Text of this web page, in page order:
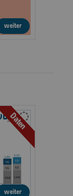
weiter
Daten
weiter